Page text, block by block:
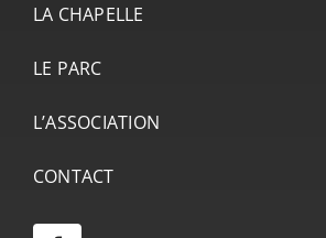
LA CHAPELLE
LE PARC
L’ASSOCIATION
CONTACT